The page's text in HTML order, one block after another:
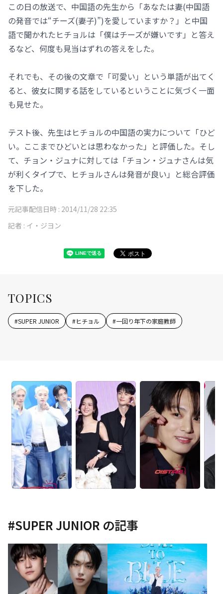
この日の放送で、中国語の先生から「あなたは妻(中国語
の発音では“チーズ(妻子)”)を愛していますか？」と中国
語で聞かれたヒチョルは「僕はチーズが嫌いです」と答え
るなど、何度も見当はずれの答えをした。
それでも、その後の文章で「可愛い」という単語が出てく
ると、彼女に関する話をしているということに気づく一面
も見せた。
テスト後、先生はヒチョルの中国語の実力について「ひど
い。ここまでひどいとは思わなかった」と評価した。そし
て、チョン・ジュナに対しては「チョン・ジュナさんは気
が利くタイプで、ヒチョルさんは発音が良い」と総合評価
を下した。
元記事配信日時 : 2014/11/28 22:35
記者 : イ・ジヨン
TOPICS
#SUPER JUNIOR #ヒチョル #一回り年下の家庭教師
#SUPER JUNIOR の記事